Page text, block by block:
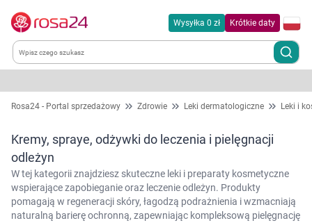
Wysyłka 0 zł Krótkie daty
Kategorie
Chemia gospodarcza
Dla zwierząt
Dom i ogród
Rosa24 - Portal sprzedażowy Zdrowie Leki dermatologiczne Leki i
Kremy, spraye, odżywki do leczenia i pielęgnacji
odleżyn
W tej kategorii znajdziesz skuteczne leki i preparaty kosmetyczne
wspierające zapobieganie oraz leczenie odleżyn. Produkty
pomagają w regeneracji skóry, łagodzą podrażnienia i wzmacniają
naturalną barierę ochronną, zapewniając kompleksową pielęgnację